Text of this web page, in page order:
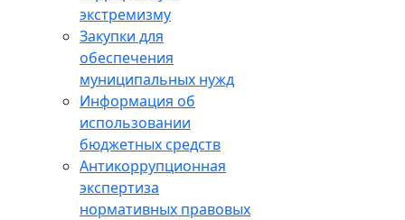
экстремизму
Закупки для
обеспечения
муниципальных нужд
Информация об
использовании
бюджетных средств
Антикоррупционная
экспертиза
нормативных правовых